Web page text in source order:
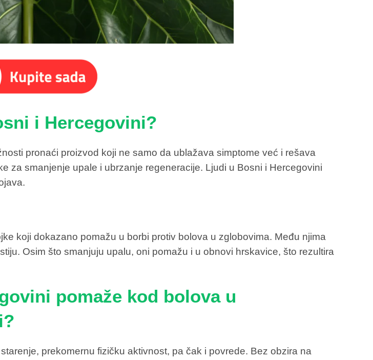
i Hercegovini?
pronaći proizvod koji ne samo da ublažava simptome već i rešava
za smanjenje upale i ubrzanje regeneracije. Ljudi u Bosni i Hercegovini
koji dokazano pomažu u borbi protiv bolova u zglobovima. Među njima
Osim što smanjuju upalu, oni pomažu i u obnovi hrskavice, što rezultira
pomaže kod bolova u
prekomernu fizičku aktivnost, pa čak i povrede. Bez obzira na